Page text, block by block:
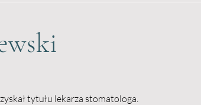
tytułu lekarza stomatologa.